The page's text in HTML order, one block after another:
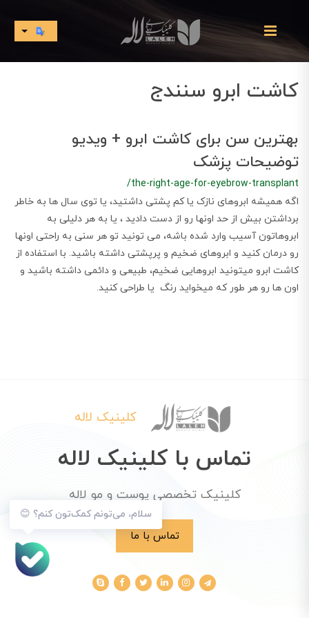
کاشت ابرو سنندج
بهترین سن برای کاشت ابرو + ویدیو
توضیحات پزشک
/the-right-age-for-eyebrow-transplant
اگه همیشه ابروهای نازک یا کم پشتی داشتید، یا توی سال ها به خاطر
برداشتن بیش از حد اونها رو از دست دادید ، یا به هر دلیلی به
ابروهاتون آسیب وارد شده باشه، می تونید تو هر سنی به راحتی اونها
رو درمان کنید و ابروهای ضخیم و پرپشتی داشته باشید. با استفاده از
کاشت ابرو میتونید ابروهایی ضخیم، طبیعی و دائمی داشته باشید و
اون ها رو هر طور که میخواید رنگ یا طراحی کنید.
سلام، می‌تونم کمک‌تون کنم؟ 😊
کلینیک لاله
تماس با کلینیک لاله
کلینیک تخصصی پوست و مو لاله
تماس با ما